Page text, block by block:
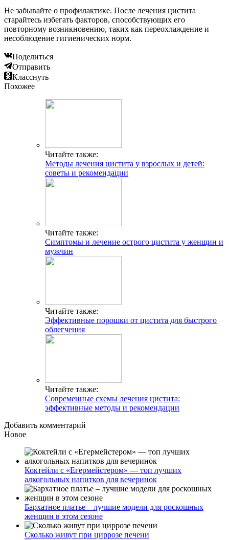
Не забывайте о профилактике. После лечения цистита
старайтесь избегать факторов, способствующих его
повторному возникновению, таких как переохлаждение и
несоблюдение гигиенических норм.
Поделиться
Отправить
Класснуть
Похожее
Читайте также:
Методы лечения цистита у взрослых и детей:
советы и рекомендации
Читайте также:
Симптомы и лечение острого цистита у женщин и
мужчин
Читайте также:
Эффективные порошки от цистита для быстрого
облегчения
Читайте также:
Современные схемы лечения цистита:
эффективные методы и рекомендации
Добавить комментарий
Новое
Коктейли с «Егермейстером» — топ лучших
алкогольных напитков для вечеринок
Бархатное платье – лучшие модели для роскошных
женщин в этом сезоне
Сколько живут при циррозе печени